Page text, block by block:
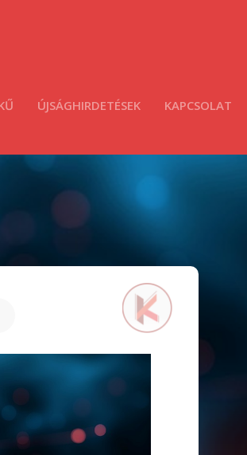
ÚJSÁGHIRDETÉSEK KAPCSOLAT